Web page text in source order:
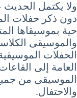
ولا يكتمل
دون ذكر حفلات
حية بموسيقاها
والموسيقى
الحفلات
العامة إلى
الموسيقى من
والاحتفال.